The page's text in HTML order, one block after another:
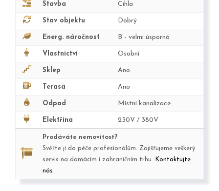
Stavba Cihla
Stav objektu Dobrý
Energ. náročnost B - velmi úsporná
Vlastnictví Osobní
Sklep Ano
Terasa Ano
Odpad Místní kanalizace
Elektřina 230V / 380V
Prodáváte nemovitost?
Svěřte ji do péče profesionálům. Zajišťujeme veškerý
servis na domácím i zahraničním trhu.
Kontaktujte
nás